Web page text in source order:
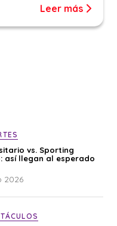
Leer más
vs. Sporting
así llegan al esperado
2026